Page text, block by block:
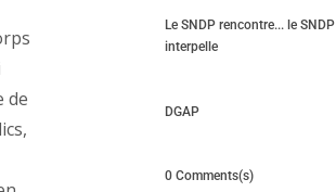
de
Le SNDP rencontre... le SNDP
interpelle
DGAP
0 Comments(s)